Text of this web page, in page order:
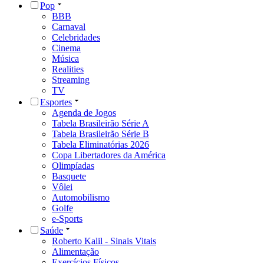
Pop
BBB
Carnaval
Celebridades
Cinema
Música
Realities
Streaming
TV
Esportes
Agenda de Jogos
Tabela Brasileirão Série A
Tabela Brasileirão Série B
Tabela Eliminatórias 2026
Copa Libertadores da América
Olimpíadas
Basquete
Vôlei
Automobilismo
Golfe
e-Sports
Saúde
Roberto Kalil - Sinais Vitais
Alimentação